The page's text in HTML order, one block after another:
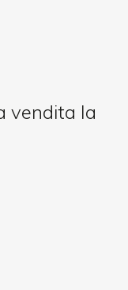
vendita la